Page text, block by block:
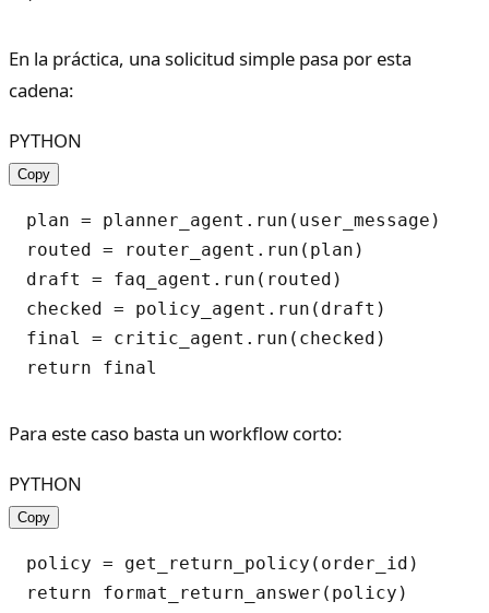
En la práctica, una solicitud simple pasa por esta
cadena:
PYTHON
Copy
plan = planner_agent.run(user_message)
routed = router_agent.run(plan)
draft = faq_agent.run(routed)
checked = policy_agent.run(draft)
final = critic_agent.run(checked)
Para este caso basta un workflow corto:
PYTHON
Copy
policy = get_return_policy(order_id)